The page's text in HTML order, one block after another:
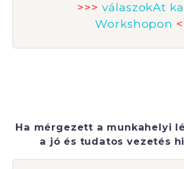
>>> válaszokAt
Workshopon
Ha mérgezett a munkahelyi
a jó és tudatos vezetés